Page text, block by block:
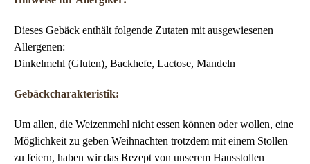
Dieses Gebäck enthält folgende Zutaten mit ausgewiesenen
Allergenen:
Dinkelmehl (Gluten), Backhefe, Lactose, Mandeln
Gebäckcharakteristik:
Um allen, die Weizenmehl nicht essen können oder wollen, eine
Möglichkeit zu geben Weihnachten trotzdem mit einem Stollen
zu feiern, haben wir das Rezept von unserem Hausstollen